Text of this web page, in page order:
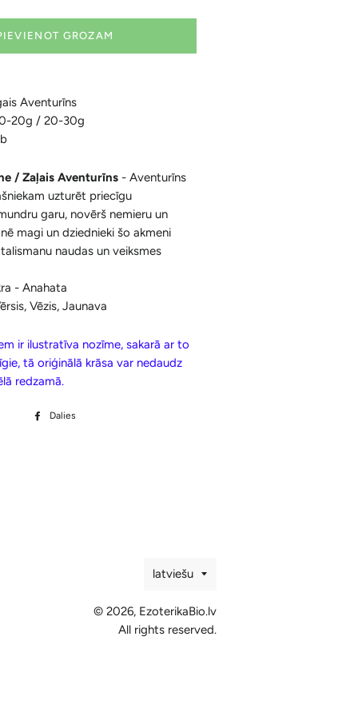
Sveķi un Aksesuāri
Korķa Bloki
Sejai
GROZAM
Aventurīns
20g / 20-30g
/ Zaļais Aventurīns - Aventurīns
uzturēt priecīgu
garu, novērš nemieru un
magi un dziednieki šo akmeni
naudas un veiksmes
- Anahata
Vēzis, Jaunava
ir ilustratīva nozīme, sakarā ar to
tā oriģinālā krāsa var nedaudz
redzamā.
Dalies
Valoda
latviešu
© 2026, EzoterikaBio.lv
All rights reserved.